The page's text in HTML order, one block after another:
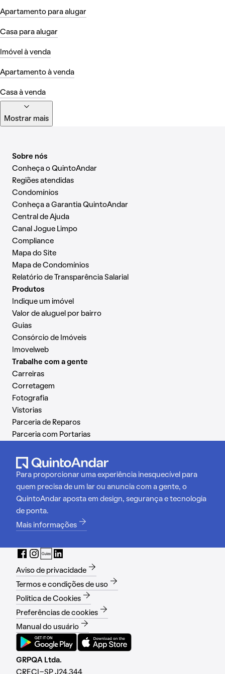
Apartamento para alugar
Casa para alugar
Imóvel à venda
Apartamento à venda
Casa à venda
Mostrar mais
Sobre nós
Conheça o QuintoAndar
Regiões atendidas
Condomínios
Conheça a Garantia QuintoAndar
Central de Ajuda
Canal Jogue Limpo
Compliance
Mapa do Site
Mapa de Condomínios
Relatório de Transparência Salarial
Produtos
Indique um imóvel
Valor de aluguel por bairro
Guias
Consórcio de Imóveis
Imovelweb
Trabalhe com a gente
Carreiras
Corretagem
Fotografia
Vistorias
Parceria de Reparos
Parceria com Portarias
Para proporcionar uma experiência inesquecível para
quem precisa de um lar ou anuncia com a gente, o
QuintoAndar aposta em design, segurança e tecnologia
de ponta.
Mais informações
Aviso de privacidade
Termos e condições de uso
Política de Cookies
Preferências de cookies
Manual do usuário
GRPQA Ltda.
CRECI-SP J24.344